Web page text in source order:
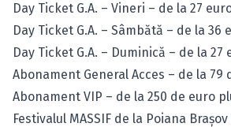
Day Ticket G.A. – Vineri – de la 27
Day Ticket G.A. – Sâmbătă – de la 36
Day Ticket G.A. – Duminică – de la 27
Abonament General Acces – de la 79
Abonament VIP – de la 250 de euro
Festivalul MASSIF de la Poiana